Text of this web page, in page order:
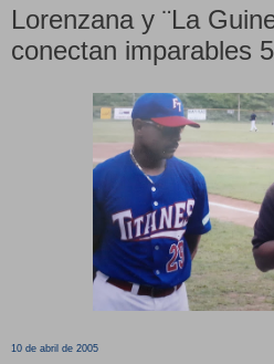
Lorenzana y ¨La
conectan imparables
10 de abril de 2005